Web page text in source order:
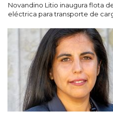
Novandino Litio inaugura flota
eléctrica para transporte de